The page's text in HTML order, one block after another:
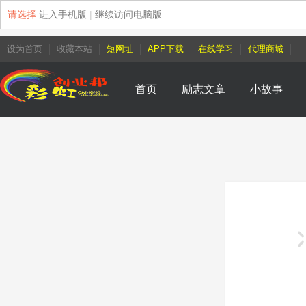
请选择 进入手机版 | 继续访问电脑版
设为首页 收藏本站 短网址 APP下载 在线学习 代理商城
首页 励志文章 小故事